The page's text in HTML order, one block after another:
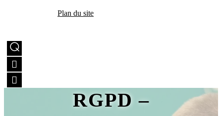
Plan du site
RGPD –